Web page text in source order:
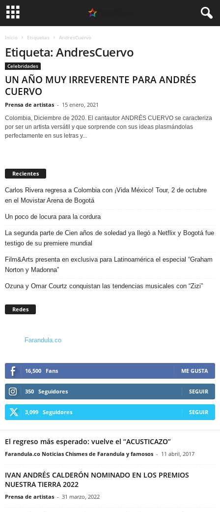
Inicio Etiquetas AndresCuervo
Etiqueta: AndresCuervo
Celebridades
UN AÑO MUY IRREVERENTE PARA ANDRÉS
CUERVO
Prensa de artistas - 15 enero, 2021
Colombia, Diciembre de 2020. El cantautor ANDRÉS CUERVO se caracteriza
por ser un artista versátil y que sorprende con sus ideas plasmándolas
perfectamente en sus letras y...
Recientes
Carlos Rivera regresa a Colombia con ¡Vida México! Tour, 2 de octubre
en el Movistar Arena de Bogotá
Un poco de locura para la cordura
La segunda parte de Cien años de soledad ya llegó a Netflix y Bogotá fue
testigo de su premiere mundial
Film&Arts presenta en exclusiva para Latinoamérica el especial “Graham
Norton y Madonna”
Ozuna y Omar Courtz conquistan las tendencias musicales con “Zizi”
Redes
Farandula.co
16,500 Fans ME GUSTA
350 Seguidores SEGUIR
3,099 Seguidores SEGUIR
El regreso más esperado: vuelve el “ACUSTICAZO”
Farandula.co Noticias Chismes de Farandula y famosos - 11 abril, 2017
IVAN ANDRÉS CALDERÓN NOMINADO EN LOS PREMIOS
NUESTRA TIERRA 2022
Prensa de artistas - 31 marzo, 2022